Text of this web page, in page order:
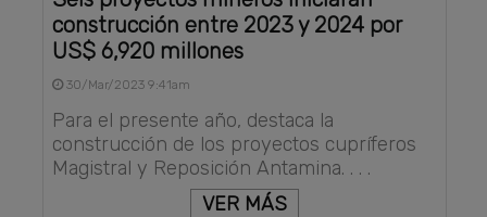
construcción entre 2023 y 2024 por
US$ 6,920 millones
30/Mar/2023 9:41am
Para el presente año, destaca la
construcción de los proyectos cupríferos
Magistral y Reposición Antamina. . . .
VER MÁS